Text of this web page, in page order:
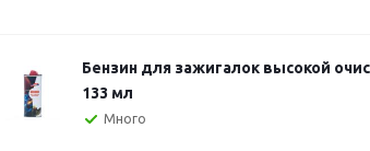
Бензин для зажигалок высокой
133 мл
Много